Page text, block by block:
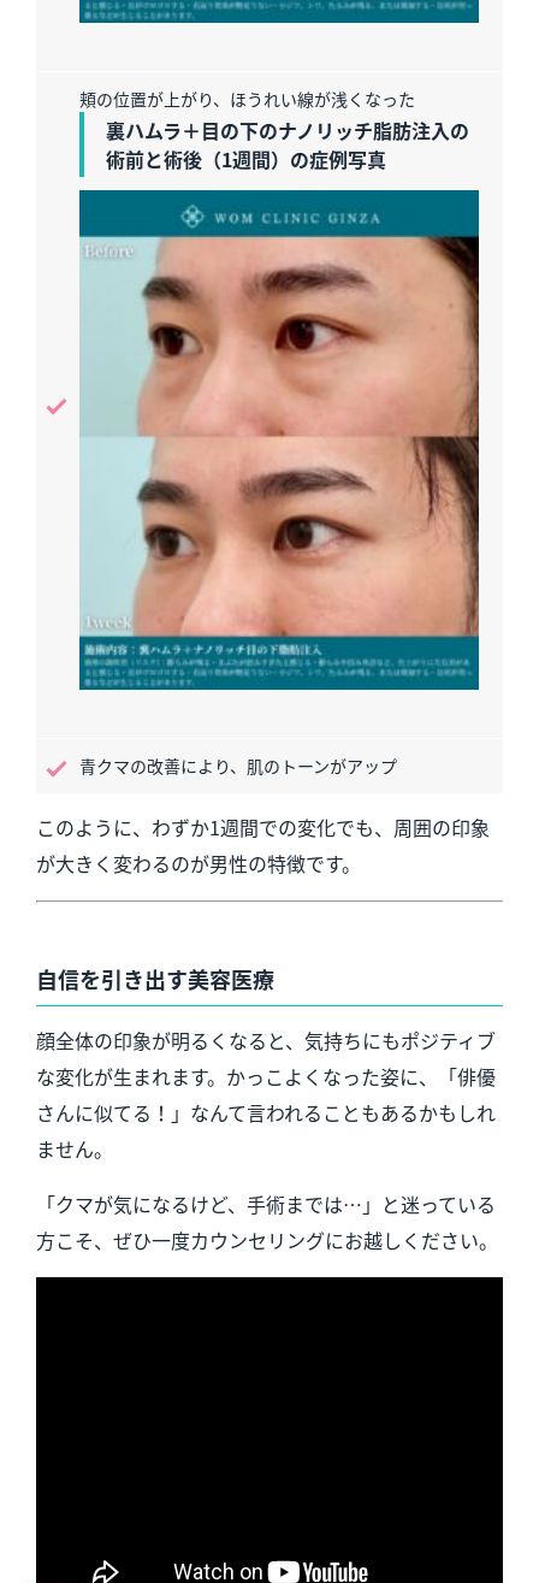
頬の位置が上がり、ほうれい線が浅くなった
裏ハムラ＋目の下のナノリッチ脂肪注入の
術前と術後（1週間）の症例写真
青クマの改善により、肌のトーンがアップ
このように、わずか1週間での変化でも、周囲の印象
が大きく変わるのが男性の特徴です。
自信を引き出す美容医療
顔全体の印象が明るくなると、気持ちにもポジティブ
な変化が生まれます。かっこよくなった姿に、「俳優
さんに似てる！」なんて言われることもあるかもしれ
ません。
「クマが気になるけど、手術までは…」と迷っている
方こそ、ぜひ一度カウンセリングにお越しください。